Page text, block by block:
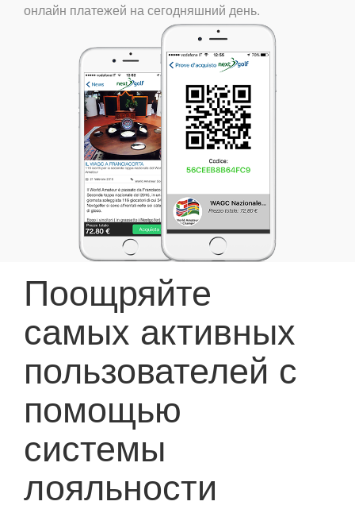
онлайн платежей на сегодняшний день.
Поощряйте
самых активных
пользователей с
помощью
системы
лояльности